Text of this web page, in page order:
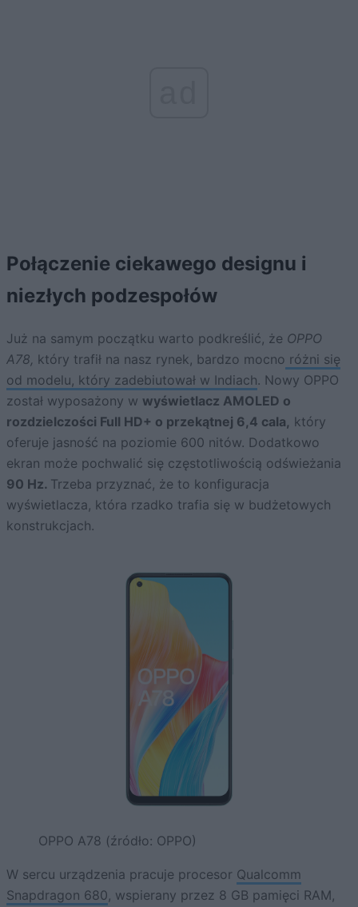
Połączenie ciekawego designu i
niezłych podzespołów
Już na samym początku warto podkreślić, że OPPO
A78, który trafił na nasz rynek, bardzo mocno różni się
od modelu, który zadebiutował w Indiach. Nowy OPPO
został wyposażony w wyświetlacz AMOLED o
rozdzielczości Full HD+ o przekątnej 6,4 cala, który
oferuje jasność na poziomie 600 nitów. Dodatkowo
ekran może pochwalić się częstotliwością odświeżania
90 Hz. Trzeba przyznać, że to konfiguracja
wyświetlacza, która rzadko trafia się w budżetowych
konstrukcjach.
OPPO A78 (źródło: OPPO)
W sercu urządzenia pracuje procesor Qualcomm
Snapdragon 680, wspierany przez 8 GB pamięci RAM,